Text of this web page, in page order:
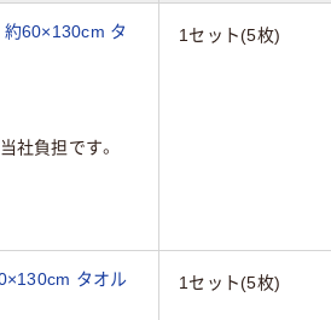
60×130cm タ
社負担です。
1セット(5枚)
タオル
1セット(5枚)